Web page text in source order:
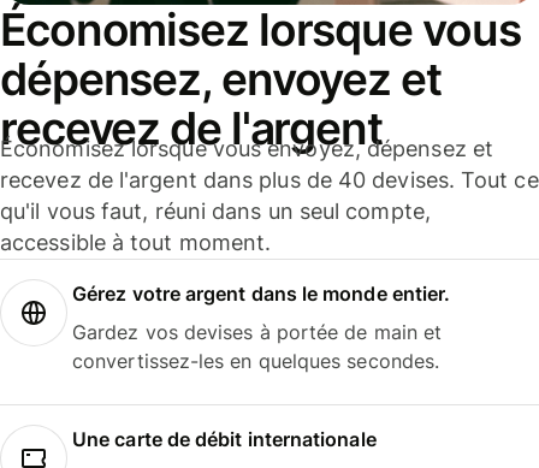
Économisez lorsque vous
dépensez, envoyez et
recevez de l'argent
Économisez lorsque vous envoyez, dépensez et
recevez de l'argent dans plus de 40 devises. Tout ce
qu'il vous faut, réuni dans un seul compte,
accessible à tout moment.
Gérez votre argent dans le monde entier.
Gardez vos devises à portée de main et
convertissez-les en quelques secondes.
Une carte de débit internationale